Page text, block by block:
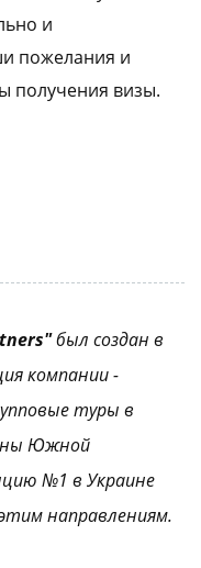
и
пожелания и
получения визы.
был создан в
компании -
туры в
Южной
№1 в Украине
направлениям.